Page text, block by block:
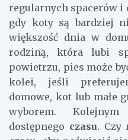
regularnych spacerów i
gdy koty są bardziej
większość dnia w
rodziną, która lubi
powietrzu, pies może
kolei, jeśli
domowe, kot lub małe
wyborem.
dostępnego czasu. Czy